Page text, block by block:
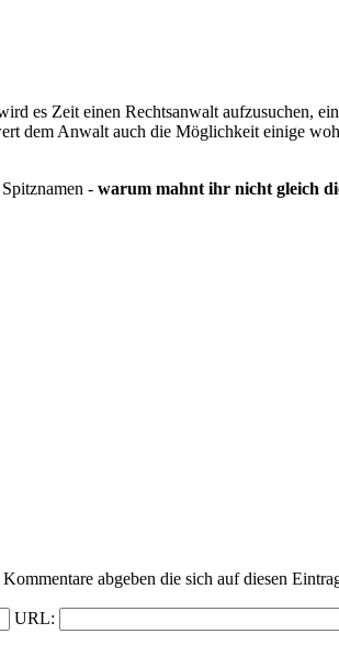
es Zeit einen Rechtsanwalt aufzusuchen,
dem Anwalt auch die Möglichkeit einige
- warum mahnt ihr nicht gleich
abgeben die sich auf diesen
URL: